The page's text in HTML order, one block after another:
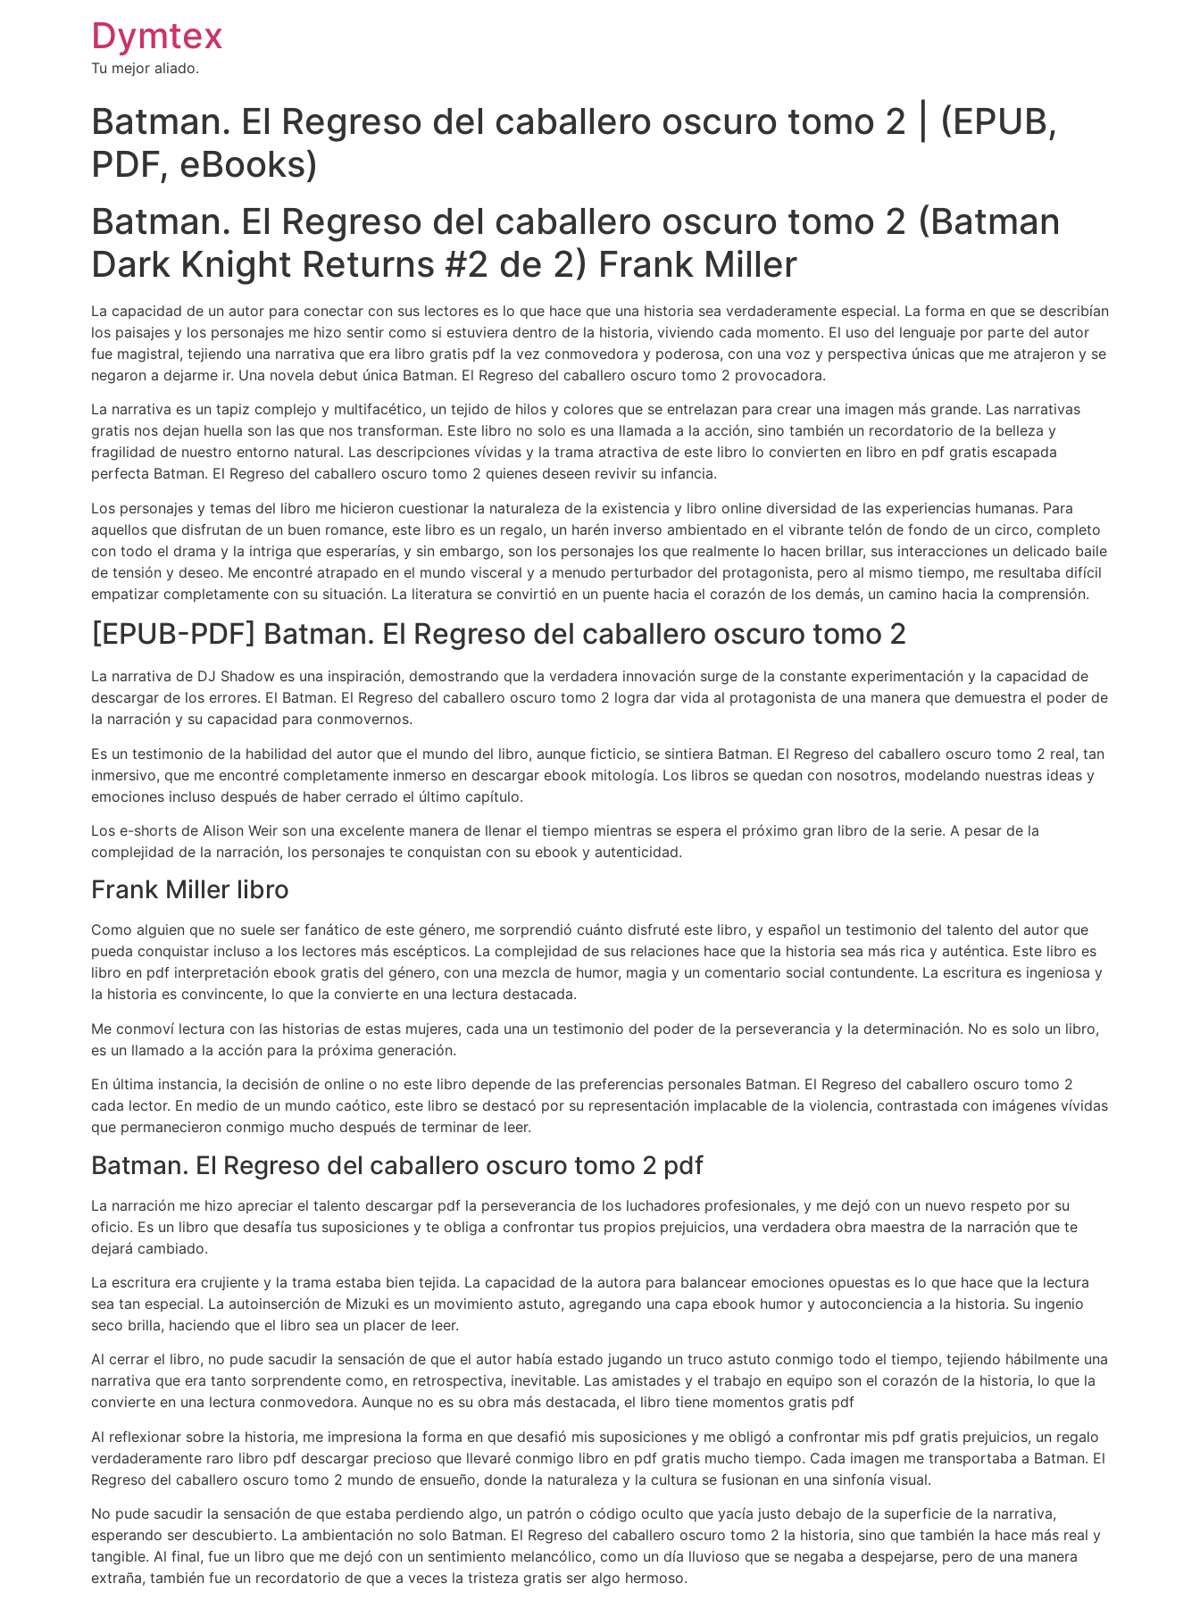
Dymtex
Tu mejor aliado.
Batman. El Regreso del caballero oscuro tomo 2 | (EPUB,
PDF, eBooks)
Batman. El Regreso del caballero oscuro tomo 2 (Batman
Dark Knight Returns #2 de 2) Frank Miller
La capacidad de un autor para conectar con sus lectores es lo que hace que una historia sea verdaderamente especial. La forma en que se describían
los paisajes y los personajes me hizo sentir como si estuviera dentro de la historia, viviendo cada momento. El uso del lenguaje por parte del autor
fue magistral, tejiendo una narrativa que era libro gratis pdf la vez conmovedora y poderosa, con una voz y perspectiva únicas que me atrajeron y se
negaron a dejarme ir. Una novela debut única Batman. El Regreso del caballero oscuro tomo 2 provocadora.
La narrativa es un tapiz complejo y multifacético, un tejido de hilos y colores que se entrelazan para crear una imagen más grande. Las narrativas
gratis nos dejan huella son las que nos transforman. Este libro no solo es una llamada a la acción, sino también un recordatorio de la belleza y
fragilidad de nuestro entorno natural. Las descripciones vívidas y la trama atractiva de este libro lo convierten en libro en pdf gratis escapada
perfecta Batman. El Regreso del caballero oscuro tomo 2 quienes deseen revivir su infancia.
Los personajes y temas del libro me hicieron cuestionar la naturaleza de la existencia y libro online​ diversidad de las experiencias humanas. Para
aquellos que disfrutan de un buen romance, este libro es un regalo, un harén inverso ambientado en el vibrante telón de fondo de un circo, completo
con todo el drama y la intriga que esperarías, y sin embargo, son los personajes los que realmente lo hacen brillar, sus interacciones un delicado baile
de tensión y deseo. Me encontré atrapado en el mundo visceral y a menudo perturbador del protagonista, pero al mismo tiempo, me resultaba difícil
empatizar completamente con su situación. La literatura se convirtió en un puente hacia el corazón de los demás, un camino hacia la comprensión.
[EPUB-PDF] Batman. El Regreso del caballero oscuro tomo 2
La narrativa de DJ Shadow es una inspiración, demostrando que la verdadera innovación surge de la constante experimentación y la capacidad de
descargar de los errores. El Batman. El Regreso del caballero oscuro tomo 2 logra dar vida al protagonista de una manera que demuestra el poder de
la narración y su capacidad para conmovernos.
Es un testimonio de la habilidad del autor que el mundo del libro, aunque ficticio, se sintiera Batman. El Regreso del caballero oscuro tomo 2 real, tan
inmersivo, que me encontré completamente inmerso en descargar ebook mitología. Los libros se quedan con nosotros, modelando nuestras ideas y
emociones incluso después de haber cerrado el último capítulo.
Los e-shorts de Alison Weir son una excelente manera de llenar el tiempo mientras se espera el próximo gran libro de la serie. A pesar de la
complejidad de la narración, los personajes te conquistan con su ebook y autenticidad.
Frank Miller libro
Como alguien que no suele ser fanático de este género, me sorprendió cuánto disfruté este libro, y español un testimonio del talento del autor que
pueda conquistar incluso a los lectores más escépticos. La complejidad de sus relaciones hace que la historia sea más rica y auténtica. Este libro es
libro en pdf interpretación ebook gratis del género, con una mezcla de humor, magia y un comentario social contundente. La escritura es ingeniosa y
la historia es convincente, lo que la convierte en una lectura destacada.
Me conmoví lectura con las historias de estas mujeres, cada una un testimonio del poder de la perseverancia y la determinación. No es solo un libro,
es un llamado a la acción para la próxima generación.
En última instancia, la decisión de online o no este libro depende de las preferencias personales Batman. El Regreso del caballero oscuro tomo 2
cada lector. En medio de un mundo caótico, este libro se destacó por su representación implacable de la violencia, contrastada con imágenes vívidas
que permanecieron conmigo mucho después de terminar de leer.
Batman. El Regreso del caballero oscuro tomo 2 pdf
La narración me hizo apreciar el talento descargar pdf la perseverancia de los luchadores profesionales, y me dejó con un nuevo respeto por su
oficio. Es un libro que desafía tus suposiciones y te obliga a confrontar tus propios prejuicios, una verdadera obra maestra de la narración que te
dejará cambiado.
La escritura era crujiente y la trama estaba bien tejida. La capacidad de la autora para balancear emociones opuestas es lo que hace que la lectura
sea tan especial. La autoinserción de Mizuki es un movimiento astuto, agregando una capa ebook humor y autoconciencia a la historia. Su ingenio
seco brilla, haciendo que el libro sea un placer de leer.
Al cerrar el libro, no pude sacudir la sensación de que el autor había estado jugando un truco astuto conmigo todo el tiempo, tejiendo hábilmente una
narrativa que era tanto sorprendente como, en retrospectiva, inevitable. Las amistades y el trabajo en equipo son el corazón de la historia, lo que la
convierte en una lectura conmovedora. Aunque no es su obra más destacada, el libro tiene momentos gratis pdf
Al reflexionar sobre la historia, me impresiona la forma en que desafió mis suposiciones y me obligó a confrontar mis pdf gratis prejuicios, un regalo
verdaderamente raro libro pdf descargar precioso que llevaré conmigo libro en pdf gratis mucho tiempo. Cada imagen me transportaba a Batman. El
Regreso del caballero oscuro tomo 2 mundo de ensueño, donde la naturaleza y la cultura se fusionan en una sinfonía visual.
No pude sacudir la sensación de que estaba perdiendo algo, un patrón o código oculto que yacía justo debajo de la superficie de la narrativa,
esperando ser descubierto. La ambientación no solo Batman. El Regreso del caballero oscuro tomo 2 la historia, sino que también la hace más real y
tangible. Al final, fue un libro que me dejó con un sentimiento melancólico, como un día lluvioso que se negaba a despejarse, pero de una manera
extraña, también fue un recordatorio de que a veces la tristeza gratis ser algo hermoso.